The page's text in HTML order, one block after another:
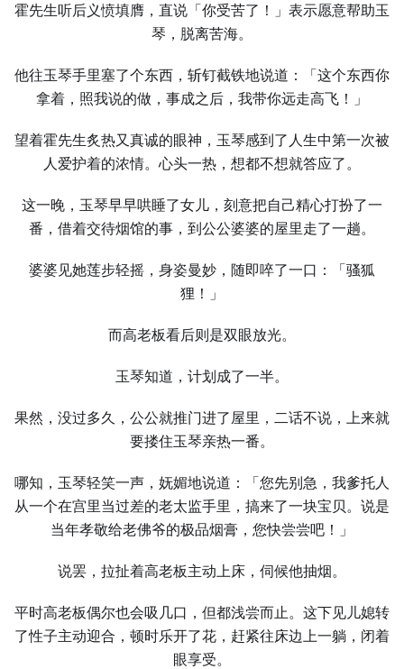
霍先生听后义愤填膺，直说「你受苦了！」表示愿意帮助玉
琴，脱离苦海。
他往玉琴手里塞了个东西，斩钉截铁地说道：「这个东西你
拿着，照我说的做，事成之后，我带你远走高飞！」
望着霍先生炙热又真诚的眼神，玉琴感到了人生中第一次被
人爱护着的浓情。心头一热，想都不想就答应了。
这一晚，玉琴早早哄睡了女儿，刻意把自己精心打扮了一
番，借着交待烟馆的事，到公公婆婆的屋里走了一趟。
婆婆见她莲步轻摇，身姿曼妙，随即啐了一口：「骚狐
狸！」
而高老板看后则是双眼放光。
玉琴知道，计划成了一半。
果然，没过多久，公公就推门进了屋里，二话不说，上来就
要搂住玉琴亲热一番。
哪知，玉琴轻笑一声，妩媚地说道：「您先别急，我爹托人
从一个在宫里当过差的老太监手里，搞来了一块宝贝。说是
当年孝敬给老佛爷的极品烟膏，您快尝尝吧！」
说罢，拉扯着高老板主动上床，伺候他抽烟。
平时高老板偶尔也会吸几口，但都浅尝而止。这下见儿媳转
了性子主动迎合，顿时乐开了花，赶紧往床边上一躺，闭着
眼享受。